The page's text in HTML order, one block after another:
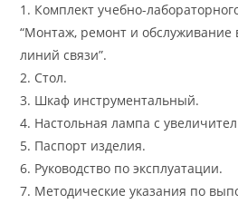
1. Комплект учебно-
“Монтаж, ремонт и обслуживание
линий связи”.
2. Стол.
3. Шкаф инструментальный.
4. Настольная лампа с
5. Паспорт изделия.
6. Руководство по эксплуатации.
7. Методические указания по